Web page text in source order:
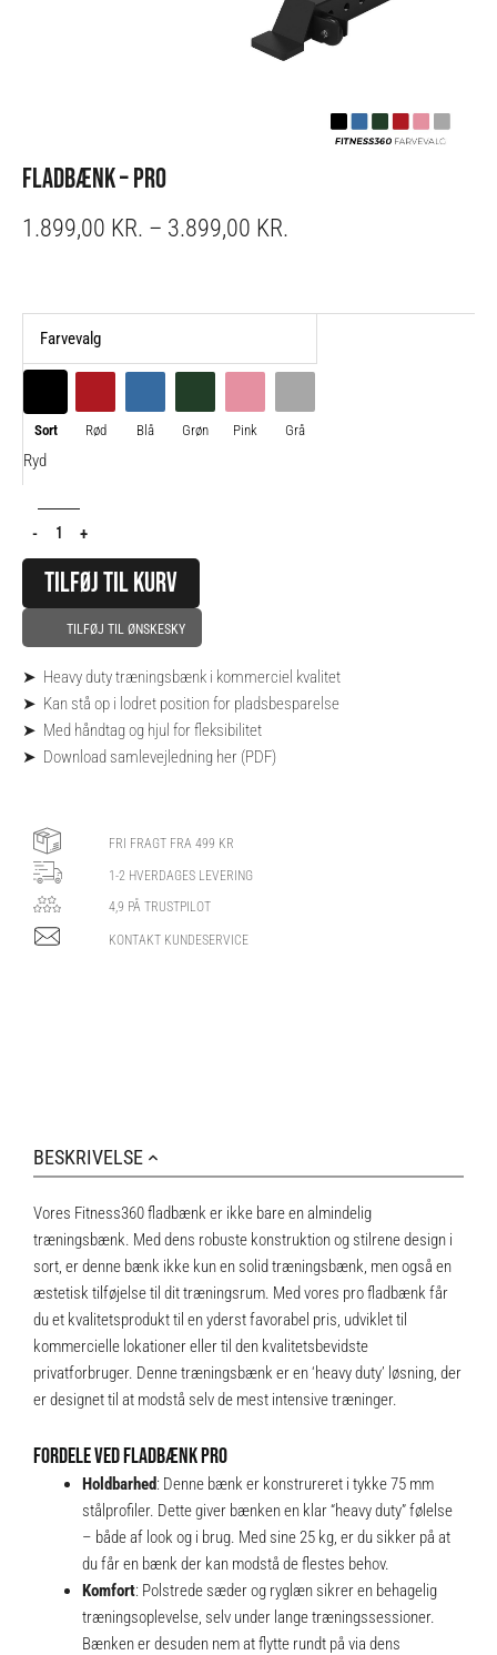
FLADBÆNK – PRO
1.899,00 KR. – 3.899,00 KR.
THROUGH
Farvevalg
Ryd
-
Fladbænk
-
Pro
+
TILFØJ TIL KURV
TILFØJ TIL ØNSKESKY
➤ Heavy duty træningsbænk i kommerciel kvalitet
➤ Kan stå op i lodret position for pladsbesparelse
➤ Med håndtag og hjul for fleksibilitet
➤ Download samlevejledning her (PDF)
FRI FRAGT FRA 499 KR
1-2 HVERDAGES LEVERING
4,9 PÅ TRUSTPILOT
KONTAKT KUNDESERVICE
BESKRIVELSE
Vores Fitness360 fladbænk er ikke bare en almindelig
træningsbænk. Med dens robuste konstruktion og stilrene design i
sort, er denne bænk ikke kun en solid træningsbænk, men også en
æstetisk tilføjelse til dit træningsrum. Med vores pro fladbænk får
du et kvalitetsprodukt til en yderst favorabel pris, udviklet til
kommercielle lokationer eller til den kvalitetsbevidste
privatforbruger. Denne træningsbænk er en ‘heavy duty’ løsning, der
er designet til at modstå selv de mest intensive træninger.
FORDELE VED FLADBÆNK PRO
Holdbarhed: Denne bænk er konstrureret i tykke 75 mm
stålprofiler. Dette giver bænken en klar “heavy duty” følelse
– både af look og i brug. Med sine 25 kg, er du sikker på at
du får en bænk der kan modstå de flestes behov.
Komfort: Polstrede sæder og ryglæn sikrer en behagelig
træningsoplevelse, selv under lange træningssessioner.
Bænken er desuden nem at flytte rundt på via dens